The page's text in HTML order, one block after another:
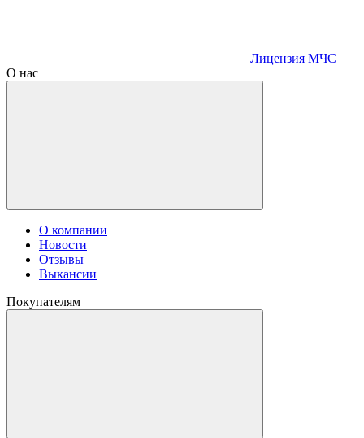
Лицензия МЧС
О нас
О компании
Новости
Отзывы
Выкансии
Покупателям